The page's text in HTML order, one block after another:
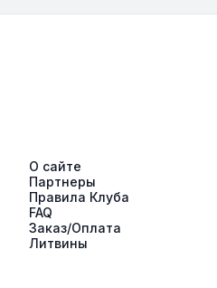
О сайте
Партнеры
Правила Клуба
FAQ
Заказ/Оплата
Литвины